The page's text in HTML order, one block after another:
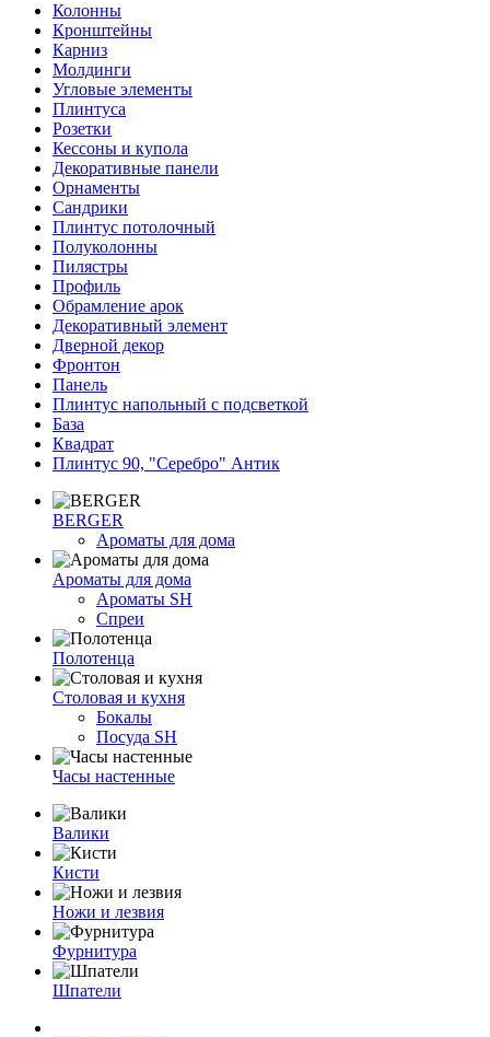
Колонны
Кронштейны
Карниз
Молдинги
Угловые элементы
Плинтуса
Розетки
Кессоны и купола
Декоративные панели
Орнаменты
Сандрики
Плинтус потолочный
Полуколонны
Пилястры
Профиль
Обрамление арок
Декоративный элемент
Дверной декор
Фронтон
Панель
Плинтус напольный с подсветкой
База
Квадрат
Плинтус 90, "Серебро" Антик
BERGER
Ароматы для дома
Ароматы для дома
Ароматы SH
Спреи
Полотенца
Столовая и кухня
Бокалы
Посуда SH
Часы настенные
Валики
Кисти
Ножи и лезвия
Фурнитура
Шпатели